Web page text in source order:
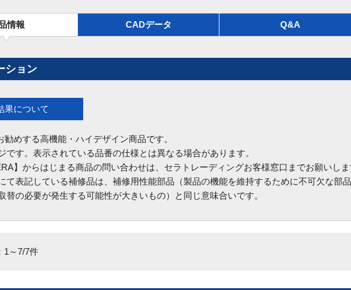
情報 CADデータ Q&A
ション
果について
勧めする高機能・ハイデザイン商品です。
です。表示されている品番の仕様とは異なる場合があります。
】からはじまる商品の問い合わせは、セラトレーディングお客様窓口までお願いしま
て表記している補修品は、補修用性能部品（製品の機能を維持するために不可欠な部品
替の必要が発生する可能性が大きいもの）と同じ意味合いです。
1～7/7件